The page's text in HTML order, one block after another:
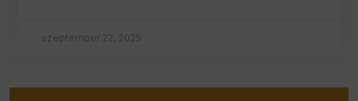
szeptember 22, 2025